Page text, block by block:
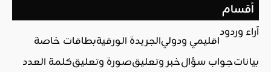
أقسام
آراء وردود
اقليمي ودوليالجريدة الورقيةبطاقات خاصة
بياناتجواب سؤالخبر وتعليقصورة وتعليقكلمة العدد